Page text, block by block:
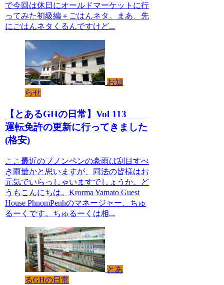
で今回は休日にオールドマーケットに行
ってみた初級編＋ごはんネタ。まあ、先
にごはんネタくるんですけど...
お知
らせ
【とあるGHの日常】Vol 113
運転免許の更新に行ってきました
(格安)
ここ最近のプノンペンの豪雨は刮目すべ
き雨量かと思いますが、同法の皆様はお
元気でいらっしゃいますでしょうか。ど
うもこんにちは。Krorma Yamato Guest
House PhnomPenhのマネージャー、ちゅ
るーくです。ちゅるーくは相...
とあ
るGHの日常